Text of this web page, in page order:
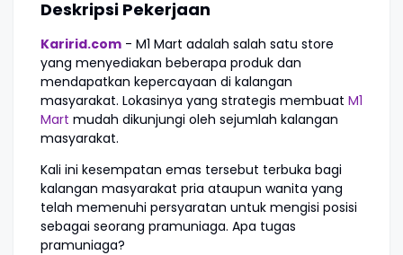
Deskripsi Pekerjaan
Karirid.com - M1 Mart adalah salah satu store
yang menyediakan beberapa produk dan
mendapatkan kepercayaan di kalangan
masyarakat. Lokasinya yang strategis membuat M1
Mart mudah dikunjungi oleh sejumlah kalangan
masyarakat.
Kali ini kesempatan emas tersebut terbuka bagi
kalangan masyarakat pria ataupun wanita yang
telah memenuhi persyaratan untuk mengisi posisi
sebagai seorang pramuniaga. Apa tugas
pramuniaga?